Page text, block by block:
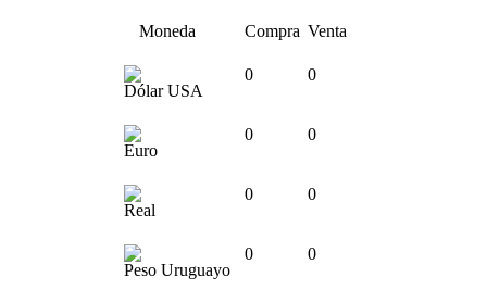
Moneda Compra Venta
Dólar USA
0 0
Euro
0 0
Real
0 0
Peso Uruguayo
0 0